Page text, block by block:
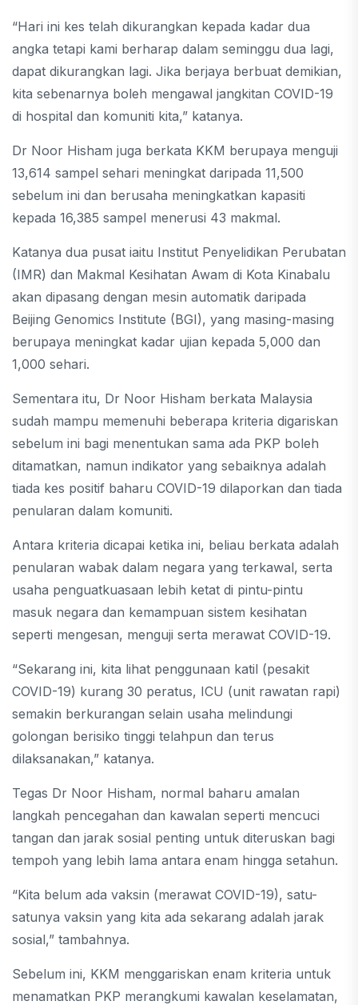
“Hari ini kes telah dikurangkan kepada kadar dua
angka tetapi kami berharap dalam seminggu dua lagi,
dapat dikurangkan lagi. Jika berjaya berbuat demikian,
kita sebenarnya boleh mengawal jangkitan COVID-19
di hospital dan komuniti kita,” katanya.
Dr Noor Hisham juga berkata KKM berupaya menguji
13,614 sampel sehari meningkat daripada 11,500
sebelum ini dan berusaha meningkatkan kapasiti
kepada 16,385 sampel menerusi 43 makmal.
Katanya dua pusat iaitu Institut Penyelidikan Perubatan
(IMR) dan Makmal Kesihatan Awam di Kota Kinabalu
akan dipasang dengan mesin automatik daripada
Beijing Genomics Institute (BGI), yang masing-masing
berupaya meningkat kadar ujian kepada 5,000 dan
1,000 sehari.
Sementara itu, Dr Noor Hisham berkata Malaysia
sudah mampu memenuhi beberapa kriteria digariskan
sebelum ini bagi menentukan sama ada PKP boleh
ditamatkan, namun indikator yang sebaiknya adalah
tiada kes positif baharu COVID-19 dilaporkan dan tiada
penularan dalam komuniti.
Antara kriteria dicapai ketika ini, beliau berkata adalah
penularan wabak dalam negara yang terkawal, serta
usaha penguatkuasaan lebih ketat di pintu-pintu
masuk negara dan kemampuan sistem kesihatan
seperti mengesan, menguji serta merawat COVID-19.
“Sekarang ini, kita lihat penggunaan katil (pesakit
COVID-19) kurang 30 peratus, ICU (unit rawatan rapi)
semakin berkurangan selain usaha melindungi
golongan berisiko tinggi telahpun dan terus
dilaksanakan,” katanya.
Tegas Dr Noor Hisham, normal baharu amalan
langkah pencegahan dan kawalan seperti mencuci
tangan dan jarak sosial penting untuk diteruskan bagi
tempoh yang lebih lama antara enam hingga setahun.
“Kita belum ada vaksin (merawat COVID-19), satu-
satunya vaksin yang kita ada sekarang adalah jarak
sosial,” tambahnya.
Sebelum ini, KKM menggariskan enam kriteria untuk
menamatkan PKP merangkumi kawalan keselamatan,